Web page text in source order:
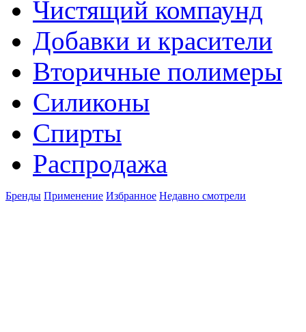
Чистящий компаунд
Добавки и красители
Вторичные полимеры
Силиконы
Спирты
Распродажа
Бренды Применение Избранное Недавно смотрели